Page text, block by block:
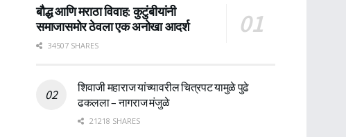
बौद्ध आणि मराठा विवाह: कुटुंबीयांनी
समाजासमोर ठेवला एक अनोखा आदर्श
34507 SHARES
शिवाजी महाराज यांच्यावरील चित्रपट यामुळे पुढे
ढकलला – नागराज मंजुळे
21218 SHARES